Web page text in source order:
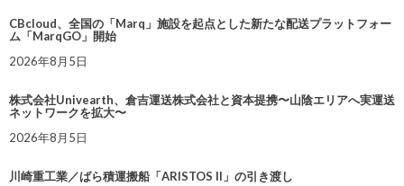
CBcloud、全国の「Marq」施設を起点とした新たな配送プラットフォー
ム「MarqGO」開始
2026年8月5日
株式会社Univearth、倉吉運送株式会社と資本提携〜山陰エリアへ実運送
ネットワークを拡大〜
2026年8月5日
川崎重工業／ばら積運搬船「ARISTOS II」の引き渡し